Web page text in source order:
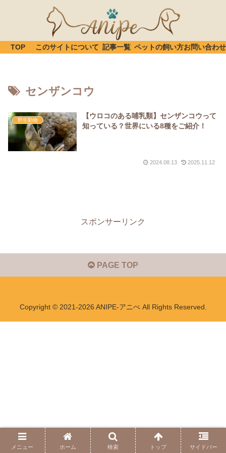
TOP このサイトについて 記事一覧 ペットの飼い方お問い合わせ
センザンコウ
野生動物
【ウロコのある哺乳類】センザンコウって
知っている？世界にいる8種をご紹介！
2024.08.13 2025.11.12
スポンサーリンク
PAGE TOP
Copyright © 2021-2026 ANIPE-アニぺ All Rights Reserved.
メニュー ホーム 検索 トップ サイドバー